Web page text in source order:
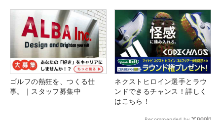
ゴルフの熱狂を、つくる仕
事。｜スタッフ募集中
ネクストヒロイン選手とラウ
ンドできるチャンス！詳しく
はこちら！